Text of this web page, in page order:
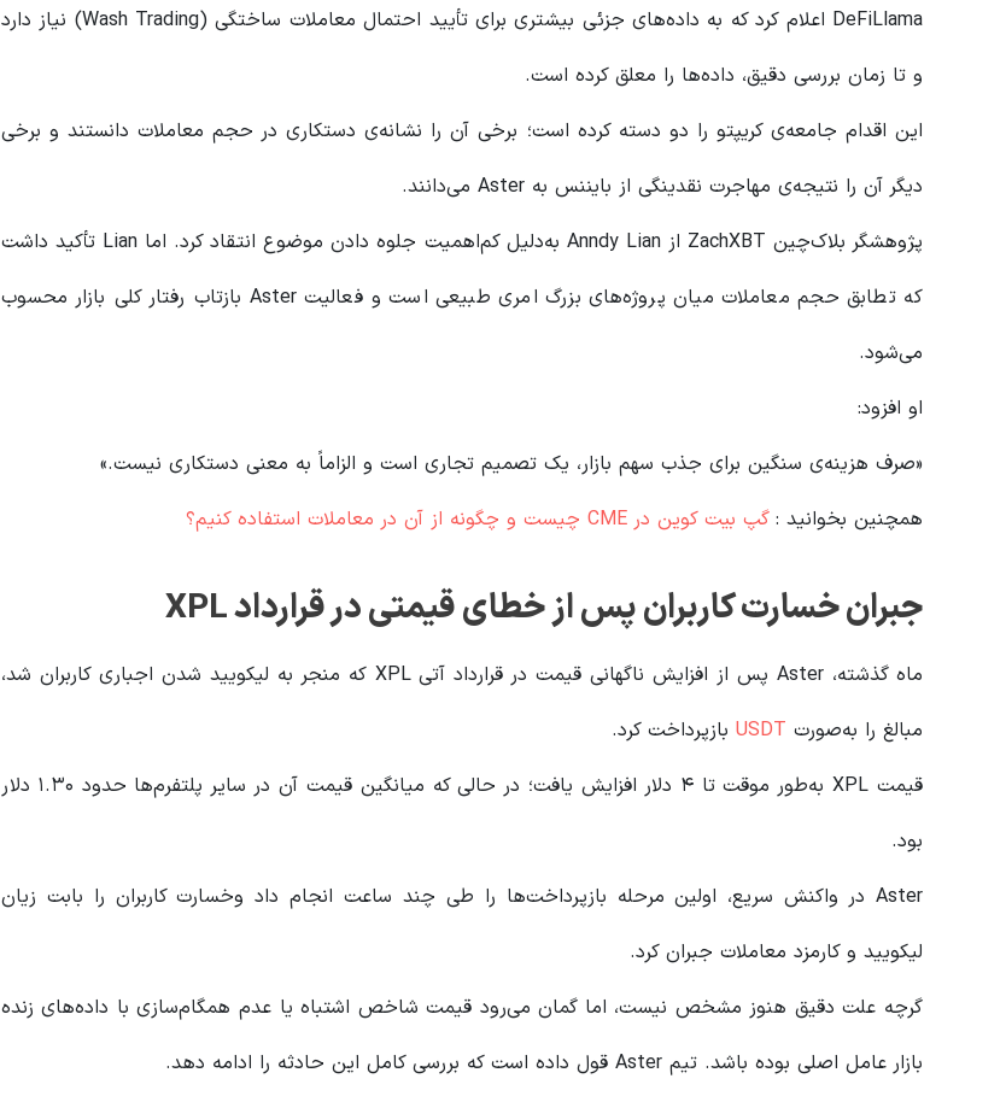
DeFiLlama اعلام کرد که به داده‌های جزئی بیشتری برای تأیید احتمال معاملات ساختگی (Wash Trading) نیاز دارد
و تا زمان بررسی دقیق، داده‌ها را معلق کرده است.
این اقدام جامعه‌ی کریپتو را دو دسته کرده است؛ برخی آن را نشانه‌ی دستکاری در حجم معاملات دانستند و برخی
دیگر آن را نتیجه‌ی مهاجرت نقدینگی از بایننس به Aster می‌دانند.
پژوهشگر بلاک‌چین ZachXBT از Anndy Lian به‌دلیل کم‌اهمیت جلوه دادن موضوع انتقاد کرد. اما Lian تأکید داشت
که تطابق حجم معاملات میان پروژه‌های بزرگ امری طبیعی است و فعالیت Aster بازتاب رفتار کلی بازار محسوب
می‌شود.
او افزود:
«صرف هزینه‌ی سنگین برای جذب سهم بازار، یک تصمیم تجاری است و الزاماً به معنی دستکاری نیست.»
همچنین بخوانید : گپ بیت کوین در CME چیست و چگونه از آن در معاملات استفاده کنیم؟
جبران خسارت کاربران پس از خطای قیمتی در قرارداد XPL
ماه گذشته، Aster پس از افزایش ناگهانی قیمت در قرارداد آتی XPL که منجر به لیکویید شدن اجباری کاربران شد،
مبالغ را به‌صورت USDT بازپرداخت کرد.
قیمت XPL به‌طور موقت تا ۴ دلار افزایش یافت؛ در حالی که میانگین قیمت آن در سایر پلتفرم‌ها حدود ۱.۳۰ دلار
بود.
Aster در واکنش سریع، اولین مرحله بازپرداخت‌ها را طی چند ساعت انجام داد وخسارت کاربران را بابت زیان
لیکویید و کارمزد معاملات جبران کرد.
گرچه علت دقیق هنوز مشخص نیست، اما گمان می‌رود قیمت شاخص اشتباه یا عدم همگام‌سازی با داده‌های زنده
بازار عامل اصلی بوده باشد. تیم Aster قول داده است که بررسی کامل این حادثه را ادامه دهد.